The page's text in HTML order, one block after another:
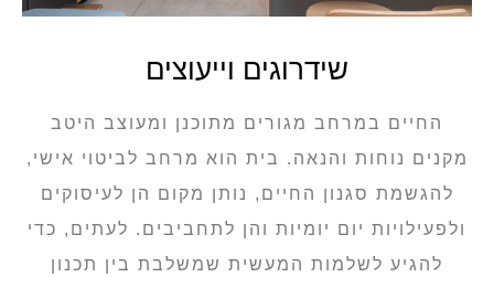
שידרוגים וייעוצים
החיים במרחב מגורים מתוכנן ומעוצב היטב
מקנים נוחות והנאה. בית הוא מרחב לביטוי אישי,
להגשמת סגנון החיים, נותן מקום הן לעיסוקים
ולפעילויות יום יומיות והן לתחביבים. לעתים, כדי
להגיע לשלמות המעשית שמשלבת בין תכנון